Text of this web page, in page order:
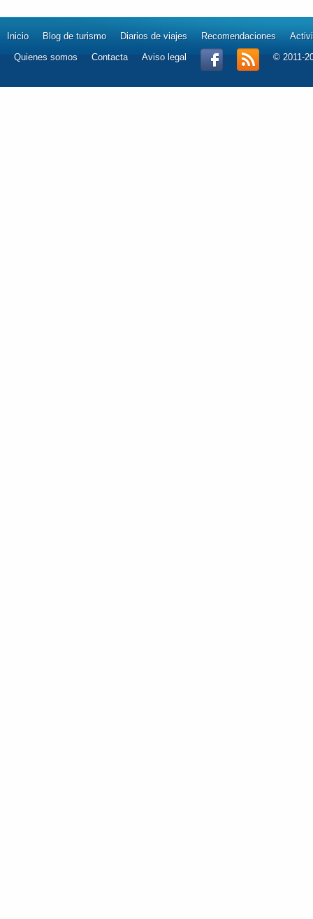
Inicio Blog de turismo Diarios de viajes Recomendaciones
Quienes somos
Contacta Aviso legal © 2011-